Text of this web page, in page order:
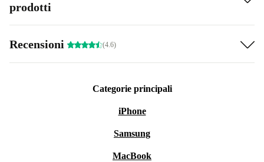
prodotti
Recensioni (4.6)
Categorie principali
iPhone
Samsung
MacBook